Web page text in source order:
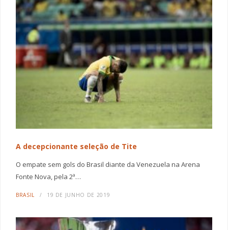
A decepcionante seleção de Tite
O empate sem gols do Brasil diante da Venezuela na Arena
Fonte Nova, pela 2ª…
BRASIL 19 DE JUNHO DE 2019